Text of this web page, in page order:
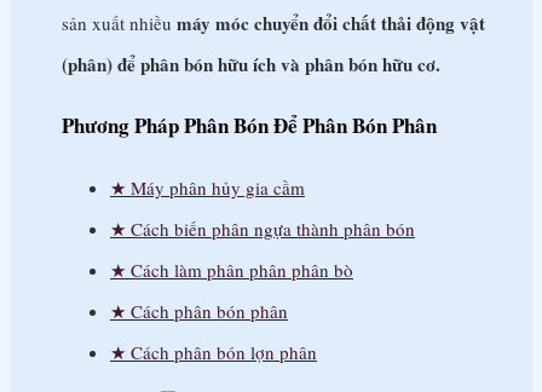
Eesti keel
Wikang Filipino
Deutsch
Ελληνικά
Magyar
Íslenska
Bahasa Indonesia
sản xuất nhiều máy móc chuyển đổi chất thải động vật
(phân) để phân bón hữu ích và phân bón hữu cơ.
Phương Pháp Phân Bón Để Phân Bón Phân
Máy phân hủy gia cầm
Cách biến phân ngựa thành phân bón
Cách làm phân phân phân bò
Cách phân bón phân
Cách phân bón lợn phân